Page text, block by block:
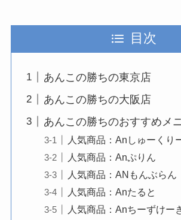
目次
あんこの勝ちの東京店
あんこの勝ちの大阪店
あんこの勝ちのおすすめメ
人気商品：Anしゅーくり
人気商品：Anぷりん
人気商品：ANもんぶらん
人気商品：Anたると
人気商品：Anちーずけー